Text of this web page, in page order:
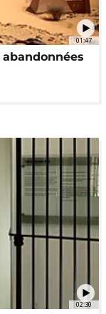
01:47
02:30